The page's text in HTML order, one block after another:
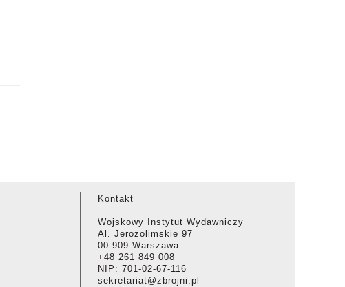
Kontakt
Wojskowy Instytut Wydawniczy
Al. Jerozolimskie 97
00-909 Warszawa
+48 261 849 008
NIP: 701-02-67-116
sekretariat@zbrojni.pl